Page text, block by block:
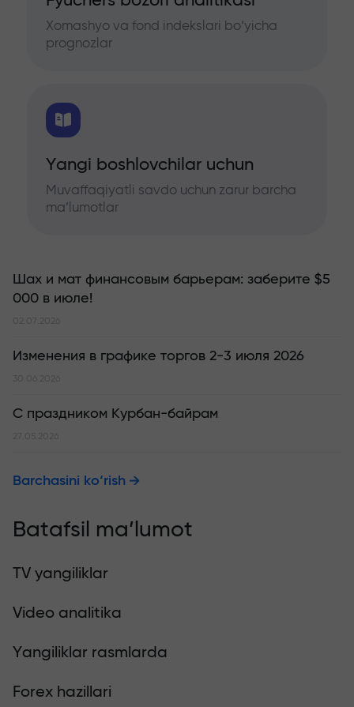
Xomashyo va fond indekslari bo‘yicha
prognozlar
Yangi boshlovchilar uchun
Muvaffaqiyatli savdo uchun zarur barcha
ma’lumotlar
Шах и мат финансовым барьерам: заберите $5
000 в июле!
02.07.2026
Изменения в графике торгов 2-3 июля 2026
30.06.2026
С праздником Курбан-байрам
27.05.2026
Barchasini ko‘rish
Batafsil ma’lumot
TV yangiliklar
Video analitika
Yangiliklar rasmlarda
Forex hazillari